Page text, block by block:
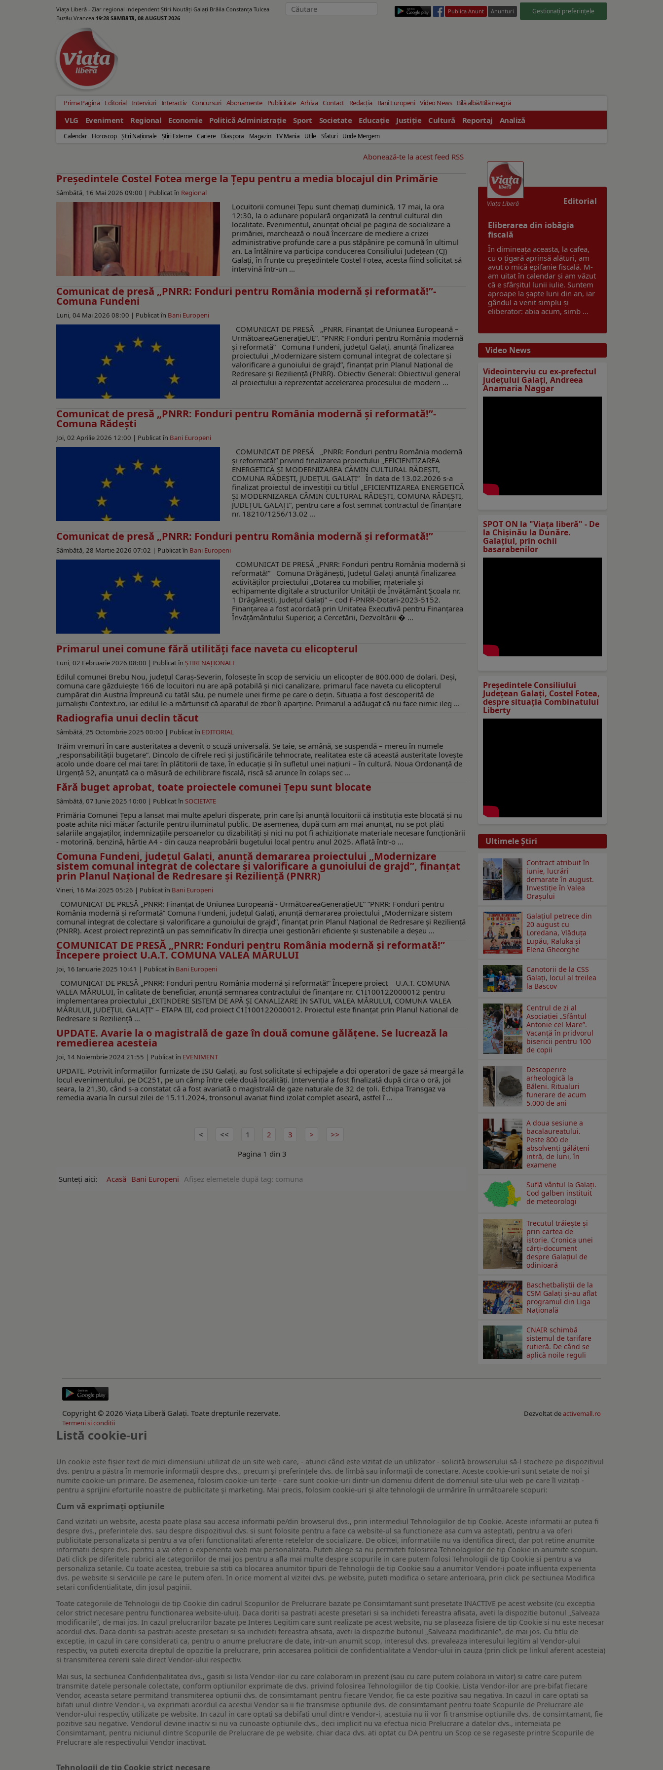
Viața Liberă - Ziar regional independent Știri Noutăți Galaţi Brăila Constanţa Tulcea
Buzău Vrancea 19:28 SâMBăTă, 08 AUGUST 2026
Publica Anunt Anunturi Gestionați preferințele
Prima Pagina Editorial Interviuri Interactiv Concursuri Abonamente Publicitate Arhiva Contact Redacția Bani Europeni Video News Bilă albă/Bilă neagră
VLG Eveniment Regional Economie Politică Administrație Sport Societate Educație Justiție Cultură Reportaj Analiză
Calendar Horoscop Ştiri Naţionale Ştiri Externe Cariere Diaspora Magazin TV Mania Utile Sfaturi Unde Mergem
Abonează-te la acest feed RSS
Preşedintele Costel Fotea merge la Țepu pentru a media blocajul din Primărie
Sâmbătă, 16 Mai 2026 09:00 | Publicat în Regional
Locuitorii comunei Țepu sunt chemați duminică, 17 mai, la ora
12:30, la o adunare populară organizată la centrul cultural din
localitate. Evenimentul, anunțat oficial pe pagina de socializare a
primăriei, marchează o nouă încercare de mediere a crizei
administrative profunde care a pus stăpânire pe comună în ultimul
an. La întâlnire va participa conducerea Consiliului Județean (CJ)
Galați, în frunte cu președintele Costel Fotea, acesta fiind solicitat să
intervină într-un ...
Comunicat de presă „PNRR: Fonduri pentru România modernă și reformată!”-
Comuna Fundeni
Luni, 04 Mai 2026 08:00 | Publicat în Bani Europeni
COMUNICAT DE PRESĂ „PNRR. Finanțat de Uniunea Europeană –
UrmătoareaGenerațieUE”. ”PNRR: Fonduri pentru România modernă
și reformată” Comuna Fundeni, județul Galați, anunță finalizarea
proiectului „Modernizare sistem comunal integrat de colectare și
valorificare a gunoiului de grajd”, finanțat prin Planul Național de
Redresare și Reziliență (PNRR). Obiectiv General: Obiectivul general
al proiectului a reprezentat accelerarea procesului de modern ...
Comunicat de presă „PNRR: Fonduri pentru România modernă și reformată!”-
Comuna Rădești
Joi, 02 Aprilie 2026 12:00 | Publicat în Bani Europeni
COMUNICAT DE PRESĂ „PNRR: Fonduri pentru România modernă
și reformată!” privind finalizarea proiectului „EFICIENTIZAREA
ENERGETICĂ ȘI MODERNIZAREA CĂMIN CULTURAL RĂDEȘTI,
COMUNA RĂDEȘTI, JUDEȚUL GALAȚI” În data de 13.02.2026 s-a
finalizat proiectul de investiții cu titlul „EFICIENTIZAREA ENERGETICĂ
ȘI MODERNIZAREA CĂMIN CULTURAL RĂDEȘTI, COMUNA RĂDEȘTI,
JUDEȚUL GALAȚI”, pentru care a fost semnat contractul de finanțare
nr. 18210/1256/13.02 ...
Comunicat de presă „PNRR: Fonduri pentru România modernă și reformată!”
Sâmbătă, 28 Martie 2026 07:02 | Publicat în Bani Europeni
COMUNICAT DE PRESĂ „PNRR: Fonduri pentru România modernă și
reformată!” Comuna Drăgănești, Județul Galați anunță finalizarea
activităților proiectului „Dotarea cu mobilier, materiale și
echipamente digitale a structurilor Unității de Învățământ Școala nr.
1 Drăgănești, Județul Galați” – cod F-PNRR-Dotari-2023-5152.
Finanțarea a fost acordată prin Unitatea Executivă pentru Finanțarea
Învățământului Superior, a Cercetării, Dezvoltării � ...
Primarul unei comune fără utilități face naveta cu elicopterul
Luni, 02 Februarie 2026 08:00 | Publicat în ŞTIRI NAŢIONALE
Edilul comunei Brebu Nou, județul Caraș-Severin, folosește în scop de serviciu un elicopter de 800.000 de dolari. Deși,
comuna care găzduiește 166 de locuitori nu are apă potabilă și nici canalizare, primarul face naveta cu elicopterul
cumpărat din Austria împreună cu tatăl său, pe numele unei firme pe care o dețin. Situația a fost descoperită de
jurnaliștii Context.ro, iar edilul le-a mărturisit că aparatul de zbor îi aparține. Primarul a adăugat că nu face nimic ileg ...
Radiografia unui declin tăcut
Sâmbătă, 25 Octombrie 2025 00:00 | Publicat în EDITORIAL
Trăim vremuri în care austeritatea a devenit o scuză universală. Se taie, se amână, se suspendă – mereu în numele
„responsabilității bugetare”. Dincolo de cifrele reci și justificările tehnocrate, realitatea este că această austeritate lovește
acolo unde doare cel mai tare: în plătitorii de taxe, în educație și în sufletul unei națiuni – în cultură. Noua Ordonanță de
Urgență 52, anunțată ca o măsură de echilibrare fiscală, riscă să arunce în colaps sec ...
Fără buget aprobat, toate proiectele comunei Ţepu sunt blocate
Sâmbătă, 07 Iunie 2025 10:00 | Publicat în SOCIETATE
Primăria Comunei Țepu a lansat mai multe apeluri disperate, prin care își anunță locuitorii că instituția este blocată și nu
poate achita nici măcar facturile pentru iluminatul public. De asemenea, după cum am mai anunţat, nu se pot plăti
salariile angajaților, indemnizațiile persoanelor cu dizabilități și nici nu pot fi achiziționate materiale necesare funcționării
- motorină, benzină, hârtie A4 - din cauza neaprobării bugetului local pentru anul 2025. Aflată într-o ...
Comuna Fundeni, județul Galați, anunță demararea proiectului „Modernizare
sistem comunal integrat de colectare și valorificare a gunoiului de grajd”, finanțat
prin Planul Național de Redresare și Reziliență (PNRR)
Vineri, 16 Mai 2025 05:26 | Publicat în Bani Europeni
COMUNICAT DE PRESĂ „PNRR: Finanțat de Uniunea Europeană - UrmătoareaGenerațieUE” ”PNRR: Fonduri pentru
România modernă și reformată” Comuna Fundeni, județul Galați, anunță demararea proiectului „Modernizare sistem
comunal integrat de colectare și valorificare a gunoiului de grajd”, finanțat prin Planul Național de Redresare și Reziliență
(PNRR). Acest proiect reprezintă un pas semnificativ în direcția unei gestionări eficiente și sustenabile a deșeu ...
COMUNICAT DE PRESĂ „PNRR: Fonduri pentru România modernă și reformată!”
Începere proiect U.A.T. COMUNA VALEA MĂRULUI
Joi, 16 Ianuarie 2025 10:41 | Publicat în Bani Europeni
COMUNICAT DE PRESĂ „PNRR: Fonduri pentru România modernă și reformată!” Începere proiect U.A.T. COMUNA
VALEA MĂRULUI, în calitate de beneficiar, anunță semnarea contractului de finanțare nr. C1I100122000012 pentru
implementarea proiectului „EXTINDERE SISTEM DE APĂ ȘI CANALIZARE IN SATUL VALEA MĂRULUI, COMUNA VALEA
MĂRULUI, JUDEȚUL GALAȚI” – ETAPA III, cod proiect C1I100122000012. Proiectul este finanțat prin Planul National de
Redresare si Reziliență ...
UPDATE. Avarie la o magistrală de gaze în două comune gălățene. Se lucrează la
remedierea acesteia
Joi, 14 Noiembrie 2024 21:55 | Publicat în EVENIMENT
UPDATE. Potrivit informaţiilor furnizate de ISU Galaţi, au fost solicitate şi echipajele a doi operatori de gaze să meargă la
locul evenimentului, pe DC251, pe un câmp între cele două localități. Intervenţia a fost finalizată după circa o oră, joi
seara, la 21,30, când s-a constatat că a fost avariată o magistrală de gaze naturale de 32 de ţoli. Echipa Transgaz va
remedia avaria în cursul zilei de 15.11.2024, tronsonul avariat fiind izolat complet aseară, astfel î ...
1 2
3
Pagina 1 din 3
Sunteți aici: Acasă Bani Europeni Afişez elemetele după tag: comuna
Editorial
Viaţa Liberă
Eliberarea din iobăgia
fiscală
În dimineața aceasta, la cafea,
cu o țigară aprinsă alături, am
avut o mică epifanie fiscală. M-
am uitat în calendar și am văzut
că e sfârșitul lunii iulie. Suntem
aproape la șapte luni din an, iar
gândul a venit simplu și
eliberator: abia acum, simb ...
Video News
Videointerviu cu ex-prefectul
judeţului Galaţi, Andreea
Anamaria Naggar
SPOT ON la "Viaţa liberă" - De
la Chișinău la Dunăre.
Galațiul, prin ochii
basarabenilor
Preşedintele Consiliului
Judeţean Galaţi, Costel Fotea,
despre situaţia Combinatului
Liberty
Ultimele Ştiri
Contract atribuit în
iunie, lucrări
demarate în august.
Investiţie în Valea
Oraşului
Galaţiul petrece din
20 august cu
Loredana, Vlăduța
Lupău, Raluka și
Elena Gheorghe
Canotorii de la CSS
Galați, locul al treilea
la Bascov
Centrul de zi al
Asociației „Sfântul
Antonie cel Mare”.
Vacanță în pridvorul
bisericii pentru 100
de copii
Descoperire
arheologică la
Băleni. Ritualuri
funerare de acum
5.000 de ani
A doua sesiune a
bacalaureatului.
Peste 800 de
absolvenţi gălăţeni
intră, de luni, în
examene
Suflă vântul la Galaţi.
Cod galben instituit
de meteorologi
Trecutul trăiește și
prin cartea de
istorie. Cronica unei
cărți-document
despre Galațiul de
odinioară
Baschetbaliștii de la
CSM Galați și-au aflat
programul din Liga
Națională
CNAIR schimbă
sistemul de tarifare
rutieră. De când se
aplică noile reguli
Copyright © 2026 Viaţa Liberă Galaţi. Toate drepturile rezervate. Dezvoltat deactivemall.ro
Termeni si conditii
Listă cookie-uri
Un cookie este fişier text de mici dimensiuni utilizat de un site web care, - atunci când este vizitat de un utilizator - solicită browserului să-l stocheze pe dispozitivul
dvs. pentru a păstra în memorie informații despre dvs., precum și preferințele dvs. de limbă sau informații de conectare. Aceste cookie-uri sunt setate de noi și
numite cookie-uri primare. De asemenea, folosim cookie-uri terțe - care sunt cookie-uri dintr-un domeniu diferit de domeniul site-ului web pe care îl vizitați -
pentru a sprijini eforturile noastre de publicitate și marketing. Mai precis, folosim cookie-uri și alte tehnologii de urmărire în următoarele scopuri:
Cum vă exprimați opțiunile
Cand vizitati un website, acesta poate plasa sau accesa informatii pe/din browserul dvs., prin intermediul Tehnologiilor de tip Cookie. Aceste informatii ar putea fi
despre dvs., preferintele dvs. sau despre dispozitivul dvs. si sunt folosite pentru a face ca website-ul sa functioneze asa cum va asteptati, pentru a va oferi
publicitate personalizata si pentru a va oferi functionalitati aferente retelelor de socializare. De obicei, informatiile nu va identifica direct, dar pot retine anumite
informatii despre dvs. pentru a va oferi o experienta web mai personalizata. Puteti alege sa nu permiteti folosirea Tehnologiilor de tip Cookie in anumite scopuri.
Dati click pe diferitele rubrici ale categoriilor de mai jos pentru a afla mai multe despre scopurile in care putem folosi Tehnologii de tip Cookie si pentru a va
personaliza setarile. Cu toate acestea, trebuie sa stiti ca blocarea anumitor tipuri de Tehnologii de tip Cookie sau a anumitor Vendor-i poate influenta experienta
dvs. pe website si serviciile pe care le putem oferi. In orice moment al vizitei dvs. pe website, puteti modifica o setare anterioara, prin click pe sectiunea Modifica
setari confidentialitate, din josul paginii.
Toate categoriile de Tehnologii de tip Cookie din cadrul Scopurilor de Prelucrare bazate pe Consimtamant sunt presetate INACTIVE pe acest website (cu exceptia
celor strict necesare pentru functionarea website-ului). Daca doriti sa pastrati aceste presetari si sa inchideti fereastra afisata, aveti la dispozitie butonul „Salveaza
modificarile”, de mai jos. In cazul prelucrarilor bazate pe Interes Legitim care sunt realizate pe acest website, nu se plaseaza fisiere de tip Cookie si nu este necesar
acordul dvs. Daca doriti sa pastrati aceste presetari si sa inchideti fereastra afisata, aveti la dispozitie butonul „Salveaza modificarile”, de mai jos. Cu titlu de
exceptie, in cazul in care considerati ca, pentru o anume prelucrare de date, intr-un anumit scop, interesul dvs. prevaleaza interesului legitim al Vendor-ului
respectiv, va puteti exercita dreptul de opozitie la prelucrare, prin accesarea politicii de confidentialitate a Vendor-ului in cauza (prin click pe linkul aferent acesteia)
si transmiterea cererii sale direct Vendor-ului respectiv.
Mai sus, la sectiunea Confidențialitatea dvs., gasiti si lista Vendor-ilor cu care colaboram in prezent (sau cu care putem colabora in viitor) si catre care putem
transmite datele personale colectate, conform optiunilor exprimate de dvs. privind folosirea Tehnologiilor de tip Cookie. Lista Vendor-ilor are pre-bifat fiecare
Vendor, aceasta setare permitand transmiterea optiunii dvs. de consimtamant pentru fiecare Vendor, fie ca este pozitiva sau negativa. In cazul in care optati sa
bifati unul dintre Vendor-i, va exprimati acordul ca acestui Vendor sa ii fie transmise optiunile dvs. de consimtamant pentru toate Scopurile de Prelucrare ale
Vendor-ului respectiv, utilizate pe website. In cazul in care optati sa debifati unul dintre Vendor-i, acestuia nu ii vor fi transmise optiunile dvs. de consimtamant, fie
pozitive sau negative. Vendorul devine inactiv si nu va cunoaste optiunile dvs., deci implicit nu va efectua nicio Prelucrare a datelor dvs., intemeiata pe
Consimtamant, pentru niciunul dintre Scopurile de Prelucrare de pe website, chiar daca dvs. ati optat cu DA pentru un Scop ce se regaseste printre Scopurile de
Prelucrare ale respectivului Vendor inactivat.
Tehnologii de tip Cookie strict necesare